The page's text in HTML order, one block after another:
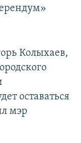
Колыхаев,
оставаться
мэр